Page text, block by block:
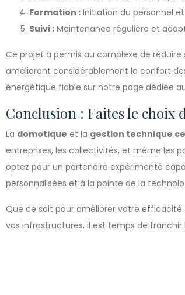
Formation : Initiation du personnel
Suivi : Maintenance régulière et
Ce projet a permis au complexe de
améliorant considérablement le confort
énergétique fiable sur notre page dédiée
Conclusion : Faites le choix
La domotique et la gestion technique
entreprises, les collectivités, et même les
optez pour un partenaire expérimenté
personnalisées et à la pointe de la
Que ce soit pour améliorer votre
vos infrastructures, il est temps de